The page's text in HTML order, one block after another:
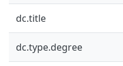
dc.title
dc.type.degree